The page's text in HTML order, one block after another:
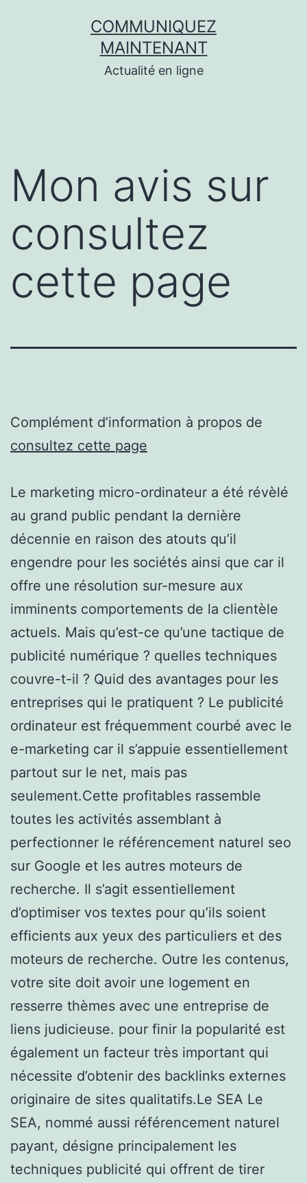
COMMUNIQUEZ
MAINTENANT
Actualité en ligne
Mon avis sur
consultez
cette page
Complément d’information à propos de
consultez cette page
Le marketing micro-ordinateur a été révèlé
au grand public pendant la dernière
décennie en raison des atouts qu’il
engendre pour les sociétés ainsi que car il
offre une résolution sur-mesure aux
imminents comportements de la clientèle
actuels. Mais qu’est-ce qu’une tactique de
publicité numérique ? quelles techniques
couvre-t-il ? Quid des avantages pour les
entreprises qui le pratiquent ? Le publicité
ordinateur est fréquemment courbé avec le
e-marketing car il s’appuie essentiellement
partout sur le net, mais pas
seulement.Cette profitables rassemble
toutes les activités assemblant à
perfectionner le référencement naturel seo
sur Google et les autres moteurs de
recherche. Il s’agit essentiellement
d’optimiser vos textes pour qu’ils soient
efficients aux yeux des particuliers et des
moteurs de recherche. Outre les contenus,
votre site doit avoir une logement en
resserre thèmes avec une entreprise de
liens judicieuse. pour finir la popularité est
également un facteur très important qui
nécessite d’obtenir des backlinks externes
originaire de sites qualitatifs.Le SEA Le
SEA, nommé aussi référencement naturel
payant, désigne principalement les
techniques publicité qui offrent de tirer